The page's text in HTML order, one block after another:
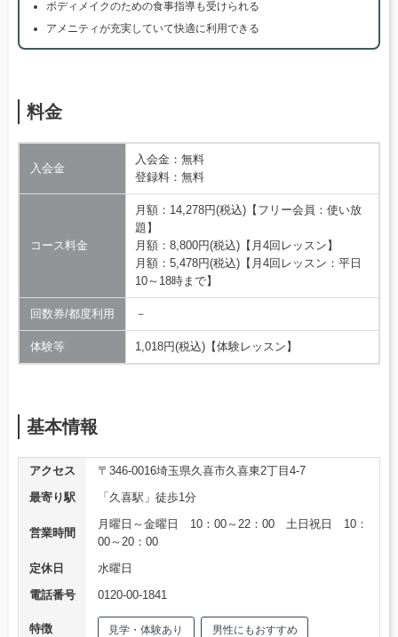
ボディメイクのための食事指導も受けられる
アメニティが充実していて快適に利用できる
料金
入会金
入会金：無料
登録料：無料
コース料金
月額：14,278円(税込)【フリー会員：使い放
題】
月額：8,800円(税込)【月4回レッスン】
月額：5,478円(税込)【月4回レッスン：平日
10～18時まで】
回数券/都度利用 －
体験等 1,018円(税込)【体験レッスン】
基本情報
アクセス
〒346-0016埼玉県久喜市久喜東2丁目4-7
最寄り駅
「久喜駅」徒歩1分
営業時間
月曜日～金曜日 10：00～22：00 土日祝日 10：
00～20：00
定休日
水曜日
電話番号
0120-00-1841
特徴 見学・体験あり 男性にもおすすめ